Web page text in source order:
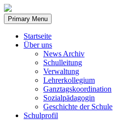
Skip
to
content
Primary Menu
Startseite
Über uns
News Archiv
Schulleitung
Verwaltung
Lehrerkollegium
Ganztagskoordination
Sozialpädagogin
Geschichte der Schule
Schulprofil